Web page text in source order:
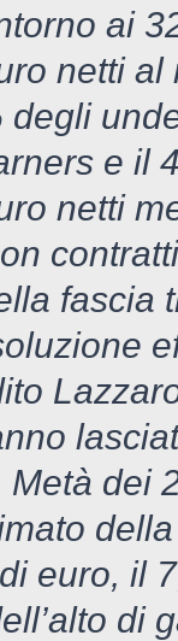
ai
netti al
degli
e il
netti
fascia
Metà dei
euro, il
di